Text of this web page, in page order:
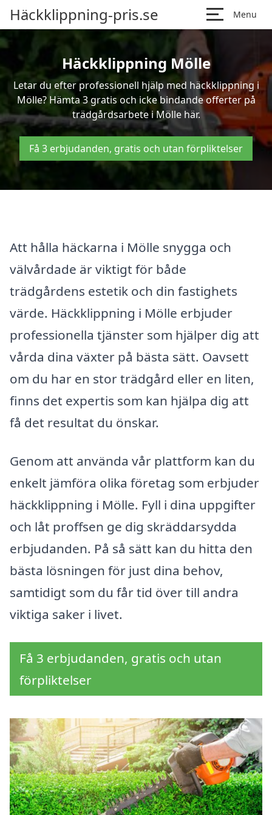
Häckklippning-pris.se Menu
Häckklippning Mölle
Letar du efter professionell hjälp med häckklippning i
Mölle? Hämta 3 gratis och icke bindande offerter på
trädgårdsarbete i Mölle här.
Få 3 erbjudanden, gratis och utan förpliktelser
Att hålla häckarna i Mölle snygga och
välvårdade är viktigt för både
trädgårdens estetik och din fastighets
värde. Häckklippning i Mölle erbjuder
professionella tjänster som hjälper dig att
vårda dina växter på bästa sätt. Oavsett
om du har en stor trädgård eller en liten,
finns det expertis som kan hjälpa dig att
få det resultat du önskar.
Genom att använda vår plattform kan du
enkelt jämföra olika företag som erbjuder
häckklippning i Mölle. Fyll i dina uppgifter
och låt proffsen ge dig skräddarsydda
erbjudanden. På så sätt kan du hitta den
bästa lösningen för just dina behov,
samtidigt som du får tid över till andra
viktiga saker i livet.
Få 3 erbjudanden, gratis och utan
förpliktelser